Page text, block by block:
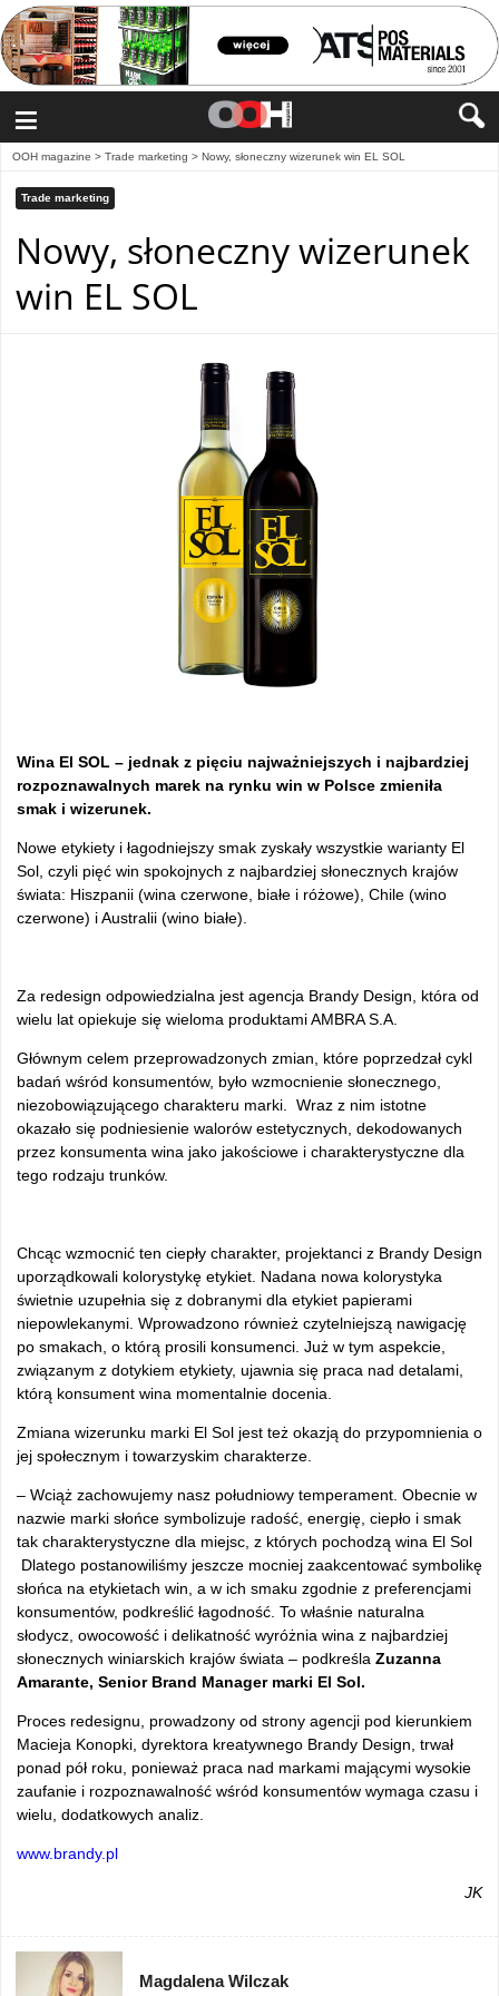
≡
OOH magazine > Trade marketing > Nowy, słoneczny wizerunek win EL SOL
Trade marketing
Nowy, słoneczny wizerunek
win EL SOL
Wina El SOL – jednak z pięciu najważniejszych i najbardziej
rozpoznawalnych marek na rynku win w Polsce zmieniła
smak i wizerunek.
Nowe etykiety i łagodniejszy smak zyskały wszystkie warianty El
Sol, czyli pięć win spokojnych z najbardziej słonecznych krajów
świata: Hiszpanii (wina czerwone, białe i różowe), Chile (wino
czerwone) i Australii (wino białe).
Za redesign odpowiedzialna jest agencja Brandy Design, która od
wielu lat opiekuje się wieloma produktami AMBRA S.A.
Głównym celem przeprowadzonych zmian, które poprzedzał cykl
badań wśród konsumentów, było wzmocnienie słonecznego,
niezobowiązującego charakteru marki. Wraz z nim istotne
okazało się podniesienie walorów estetycznych, dekodowanych
przez konsumenta wina jako jakościowe i charakterystyczne dla
tego rodzaju trunków.
Chcąc wzmocnić ten ciepły charakter, projektanci z Brandy Design
uporządkowali kolorystykę etykiet. Nadana nowa kolorystyka
świetnie uzupełnia się z dobranymi dla etykiet papierami
niepowlekanymi. Wprowadzono również czytelniejszą nawigację
po smakach, o którą prosili konsumenci. Już w tym aspekcie,
związanym z dotykiem etykiety, ujawnia się praca nad detalami,
którą konsument wina momentalnie docenia.
Zmiana wizerunku marki El Sol jest też okazją do przypomnienia o
jej społecznym i towarzyskim charakterze.
– Wciąż zachowujemy nasz południowy temperament. Obecnie w
nazwie marki słońce symbolizuje radość, energię, ciepło i smak
tak charakterystyczne dla miejsc, z których pochodzą wina El Sol
Dlatego postanowiliśmy jeszcze mocniej zaakcentować symbolikę
słońca na etykietach win, a w ich smaku zgodnie z preferencjami
konsumentów, podkreślić łagodność. To właśnie naturalna
słodycz, owocowość i delikatność wyróżnia wina z najbardziej
słonecznych winiarskich krajów świata – podkreśla Zuzanna
Amarante, Senior Brand Manager marki El Sol.
Proces redesignu, prowadzony od strony agencji pod kierunkiem
Macieja Konopki, dyrektora kreatywnego Brandy Design, trwał
ponad pół roku, ponieważ praca nad markami mającymi wysokie
zaufanie i rozpoznawalność wśród konsumentów wymaga czasu i
wielu, dodatkowych analiz.
www.brandy.pl
JK
Magdalena Wilczak